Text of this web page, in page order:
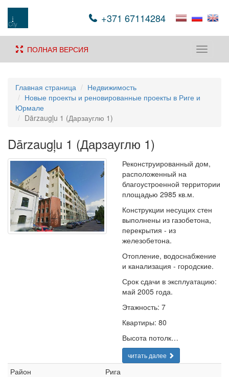
+371 67114284
Toggle
ПОЛНАЯ ВЕРСИЯ
Главная страница
Недвижимость
Новые проекты и реновированные проекты в Риге и
Юрмале
Dārzaugļu 1 (Дарзауглю 1)
Dārzaugļu 1 (Дарзауглю 1)
Реконструированный дом,
расположенный на
благоустроенной территории
площадью 2985 кв.м.
Конструкции несущих стен
выполнены из газобетона,
перекрытия - из
железобетона.
Отопление, водоснабжение
и канализация - городские.
Срок сдачи в эксплуатацию:
май 2005 года.
Этажность: 7
Квартиры: 80
Высота потолк…
читать далее
Район
Рига